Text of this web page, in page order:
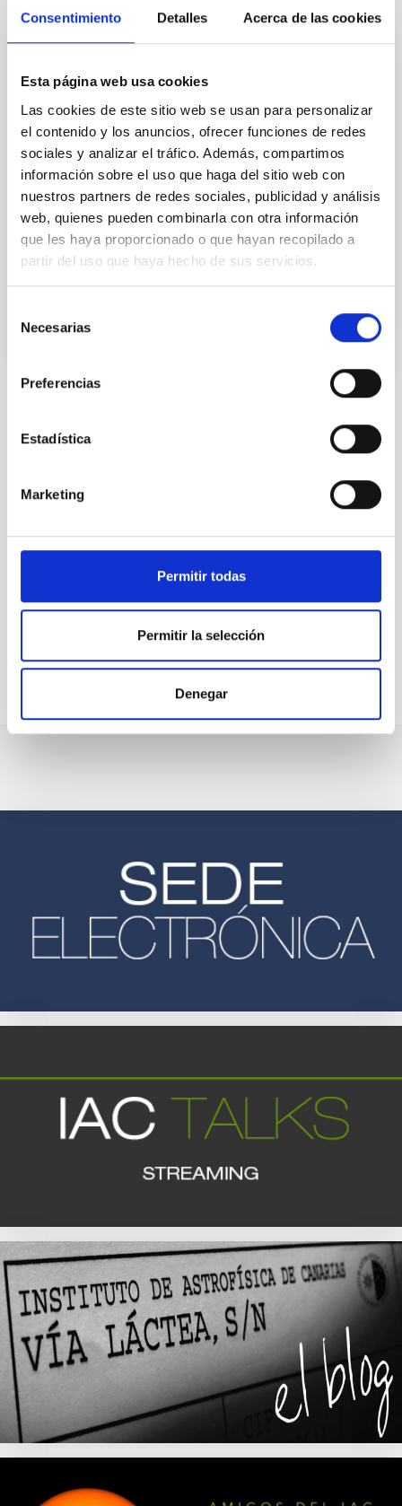
Consentimiento Detalles Acerca de las cookies
Esta página web usa cookies
Las cookies de este sitio web se usan para personalizar
el contenido y los anuncios, ofrecer funciones de redes
sociales y analizar el tráfico. Además, compartimos
información sobre el uso que haga del sitio web con
nuestros partners de redes sociales, publicidad y análisis
web, quienes pueden combinarla con otra información
que les haya proporcionado o que hayan recopilado a
partir del uso que haya hecho de sus servicios.
Necesarias
Preferencias
Estadística
Marketing
Permitir todas
Permitir la selección
Denegar
MANTENIMIENTO GENERAL
OBSERVATORIOS (ORM-LA PALMA) - FIJO
LABORAL -PS-2026-031
Se convoca proceso selectivo para el ingreso, como
personal laboral fijo, de un puesto de trabajo con la
categoría profesional de Técnico/a Mantenimiento
General, acogido a Convenio y que tendrá
Desde el IAC siempre
estamos buscando gente
con talento.